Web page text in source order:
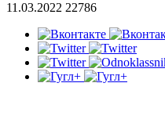
11.03.2022 22786